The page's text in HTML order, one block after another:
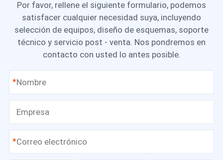
Por favor, rellene el siguiente formulario, podemos
satisfacer cualquier necesidad suya, incluyendo
selección de equipos, diseño de esquemas, soporte
técnico y servicio post - venta. Nos pondremos en
contacto con usted lo antes posible.
*
*